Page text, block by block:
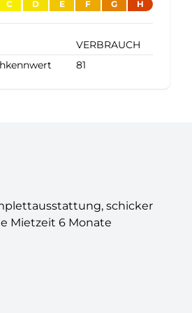
C D E F G H
VERBRAUCH
81
schicker
Mietzeit 6 Monate